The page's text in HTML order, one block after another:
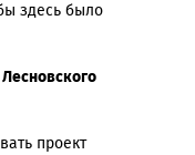
здесь было
проект